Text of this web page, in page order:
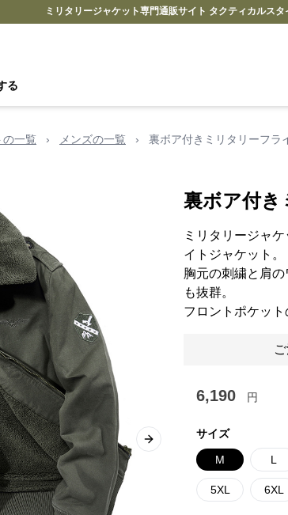
ミリタリージャケット専門通販サイト タクティカルスタ
る
の一覧 › メンズの一覧 › 裏ボア付きミリタリーフラ
Next slide
裏ボア付き
ミリタリージャ
イトジャケット。
胸元の刺繍と肩
も抜群。
フロントポケット
6,190 円
サイズ
M L
5XL 6XL